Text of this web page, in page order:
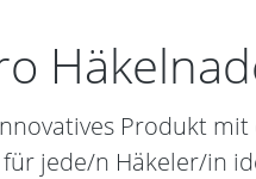
Produkt
jede/n Häkeler/in